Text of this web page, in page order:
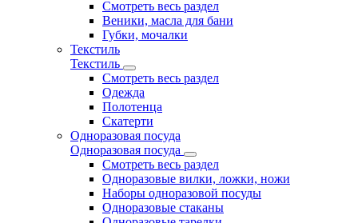
Смотреть весь раздел
Веники, масла для бани
Губки, мочалки
Текстиль
Текстиль
Смотреть весь раздел
Одежда
Полотенца
Скатерти
Одноразовая посуда
Одноразовая посуда
Смотреть весь раздел
Одноразовые вилки, ложки, ножи
Наборы одноразовой посуды
Одноразовые стаканы